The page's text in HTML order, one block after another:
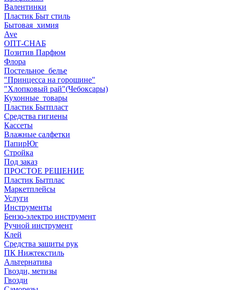
Валентинки
Пластик Быт стиль
Бытовая_химия
Ave
ОПТ-СНАБ
Позитив Парфюм
Флора
Постельное_белье
"Принцесса на горошине"
"Хлопковый рай"(Чебоксары)
Кухонные_товары
Пластик Бытпласт
Средства гигиены
Кассеты
Влажные салфетки
ПапирЮг
Стройка
Под заказ
ПРОСТОЕ РЕШЕНИЕ
Пластик Бытплас
Маркетплейсы
Услуги
Инструменты
Бензо-электро инструмент
Ручной инструмент
Клей
Средства защиты рук
ПК Нижтекстиль
Альтернатива
Гвозди, метизы
Гвозди